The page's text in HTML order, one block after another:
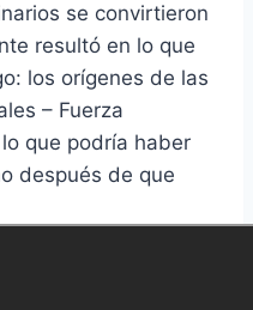
se convirtieron
resultó en lo que
los orígenes de las
– Fuerza
que podría haber
después de que